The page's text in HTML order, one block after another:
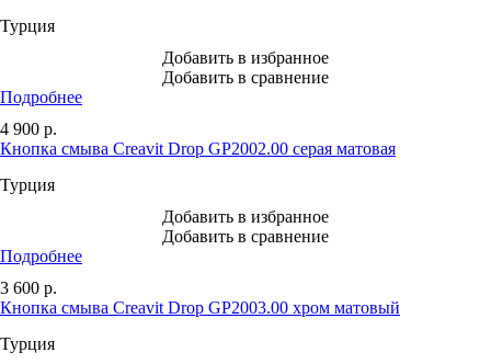
Турция
Добавить в избранное
Добавить в сравнение
Подробнее
4 900 р.
Кнопка смыва Creavit Drop GP2002.00 серая матовая
Турция
Добавить в избранное
Добавить в сравнение
Подробнее
3 600 р.
Кнопка смыва Creavit Drop GP2003.00 хром матовый
Турция